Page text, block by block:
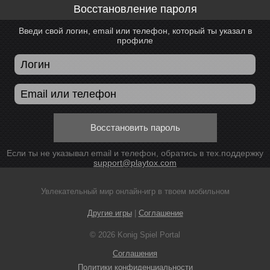
Восстановление пароля
Введи свой логин, email или телефон, который ты указал в
профиле
Восстановить пароль
Если ты не указывал email и телефон, обратись в тех.поддержку
support@playtox.com
Увлекательный мир онлайн-игр в твоем мобильном
Другие игры| Соглашение
© 2026 Konig Spiel Portal
Соглашения
Политики конфиденциальности